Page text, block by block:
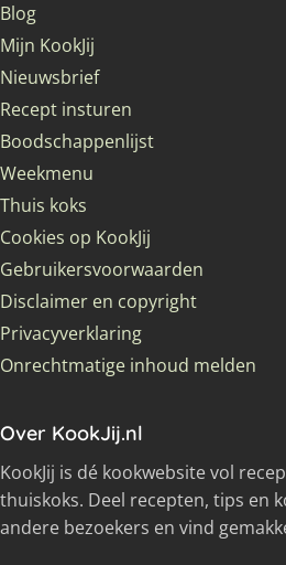
Blog
Mijn KookJij
Nieuwsbrief
Recept insturen
Boodschappenlijst
Weekmenu
Thuis koks
Cookies op KookJij
Gebruikersvoorwaarden
Disclaimer en copyright
Privacyverklaring
Onrechtmatige inhoud melden
Over KookJij.nl
KookJij is dé kookwebsite vol
thuiskoks. Deel recepten, tips en
andere bezoekers en vind